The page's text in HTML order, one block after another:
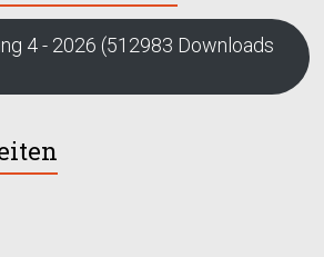
4 - 2026 (512983 Downloads